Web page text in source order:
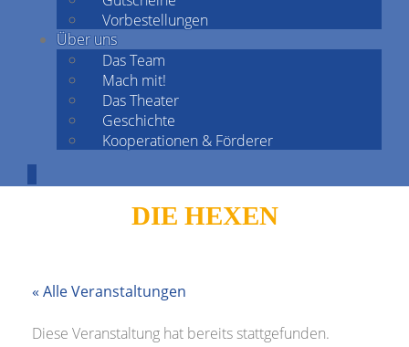
Vorbestellungen
Über uns
Das Team
Mach mit!
Das Theater
Geschichte
Kooperationen & Förderer
DIE HEXEN
« Alle Veranstaltungen
Diese Veranstaltung hat bereits stattgefunden.